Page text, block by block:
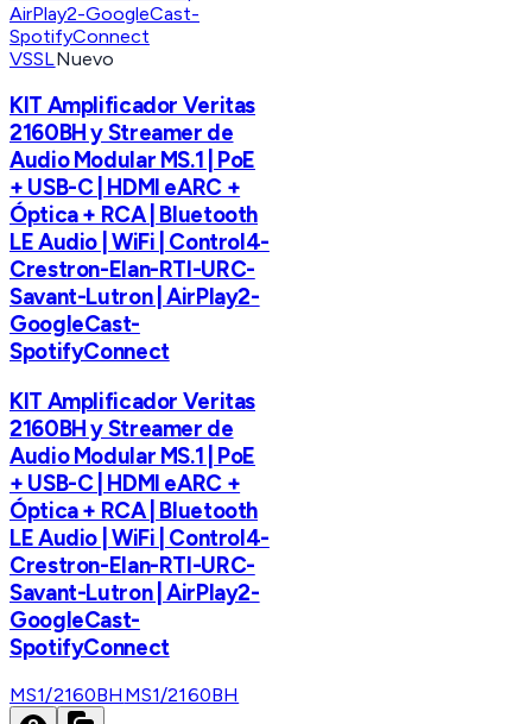
VSSLNuevo
KIT Amplificador Veritas
2160BH y Streamer de
Audio Modular MS.1 | PoE
+ USB-C | HDMI eARC +
Óptica + RCA | Bluetooth
LE Audio | WiFi | Control4-
Crestron-Elan-RTI-URC-
Savant-Lutron | AirPlay2-
GoogleCast-
SpotifyConnect
KIT Amplificador Veritas
2160BH y Streamer de
Audio Modular MS.1 | PoE
+ USB-C | HDMI eARC +
Óptica + RCA | Bluetooth
LE Audio | WiFi | Control4-
Crestron-Elan-RTI-URC-
Savant-Lutron | AirPlay2-
GoogleCast-
SpotifyConnect
MS1/2160BH MS1/2160BH